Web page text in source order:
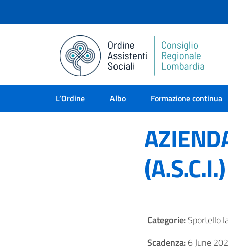
L’Ordine Albo Formazione continua
Categorie:Sportello
Scadenza:6 June